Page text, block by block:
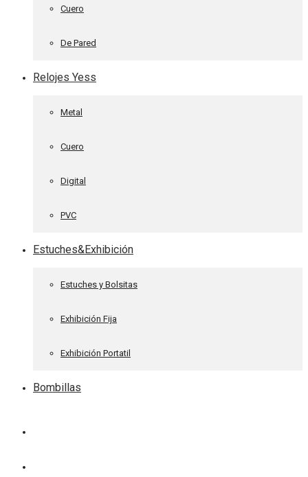
Cuero
De Pared
Relojes Yess
Metal
Cuero
Digital
PVC
Estuches&Exhibición
Estuches y Bolsitas
Exhibición Fija
Exhibición Portatil
Bombillas